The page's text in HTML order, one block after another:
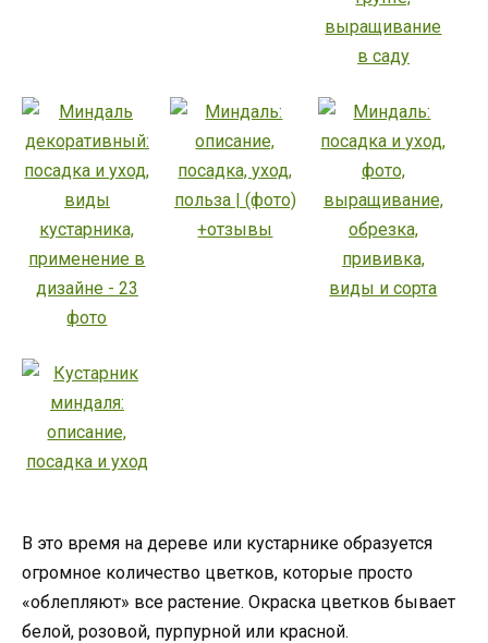
В это время на дереве или кустарнике образуется
огромное количество цветков, которые просто
«облепляют» все растение. Окраска цветков бывает
белой, розовой, пурпурной или красной.